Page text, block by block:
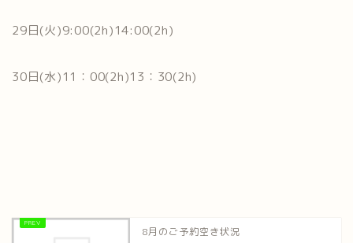
29日(火)9:00(2h)14:00(2h)
30日(水)11：00(2h)13：30(2h)
8月のご予約空き状況